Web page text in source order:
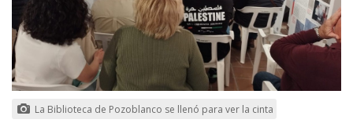
La Biblioteca de Pozoblanco se llenó para ver la cinta